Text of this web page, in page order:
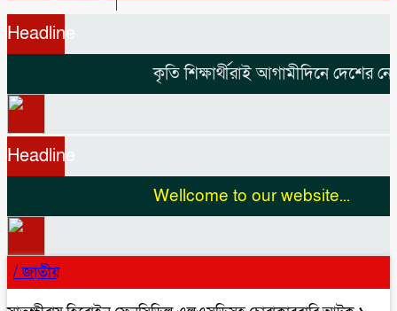
Headline
কৃতি শিক্ষার্থীরাই আগামীদিনে দেশের
Headline
Wellcome to our website...
/জাতীয়